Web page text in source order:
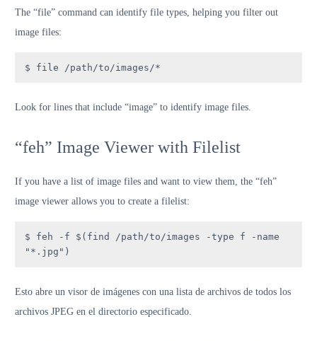
The “file” command can identify file types, helping you filter out
image files:
$ file /path/to/images/*
Look for lines that include “image” to identify image files.
“feh” Image Viewer with Filelist
If you have a list of image files and want to view them, the “feh”
image viewer allows you to create a filelist:
$ feh -f $(find /path/to/images -type f -name
"*.jpg")
Esto abre un visor de imágenes con una lista de archivos de todos los
archivos JPEG en el directorio especificado.